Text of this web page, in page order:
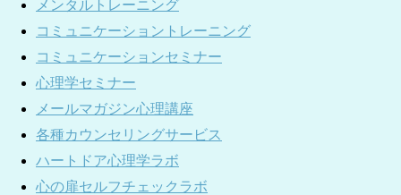
メンタルトレーニング
コミュニケーショントレーニング
コミュニケーションセミナー
心理学セミナー
メールマガジン心理講座
各種カウンセリングサービス
ハートドア心理学ラボ
心の扉セルフチェックラボ